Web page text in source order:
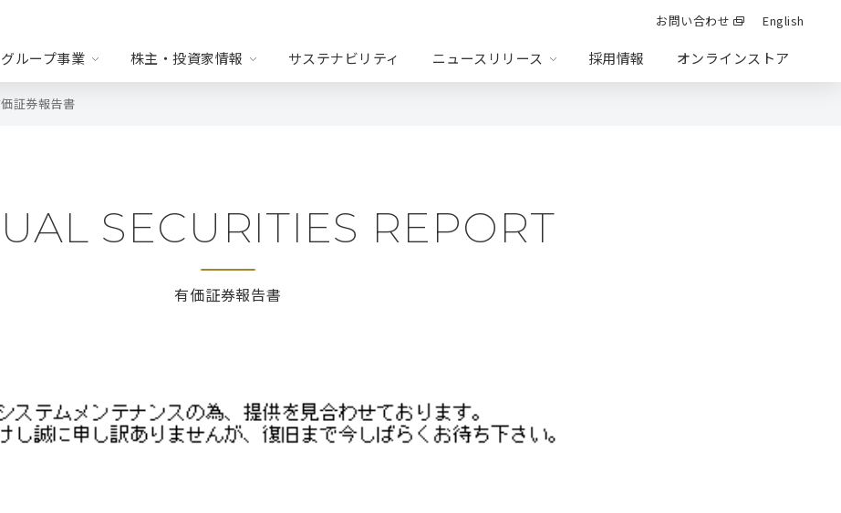
お問い合わせ English
グループ事業
・テクノロジー
株主・投資家情報
営情報 財務ハイライト
サステナビリティ ニュースリリース 採用情報 オンラインストア
証券報告書
SECURITIES REPORT
有価証券報告書